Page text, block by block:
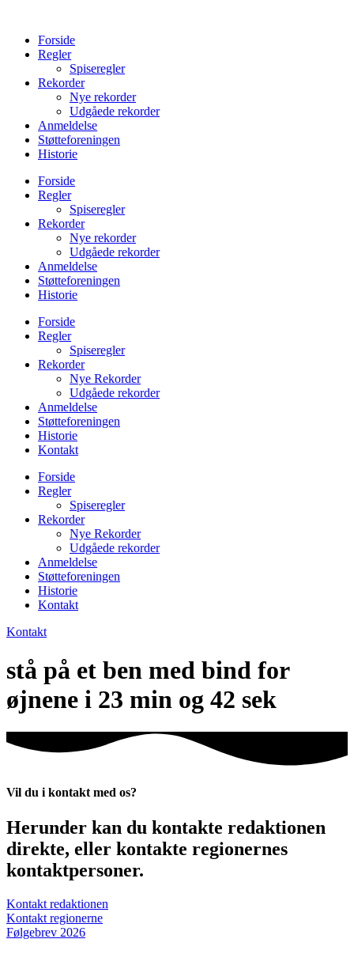
indholdForside
Regler
Spiseregler
Rekorder
Nye rekorder
Udgåede rekorder
Anmeldelse
Støtteforeningen
Historie
Forside
Regler
Spiseregler
Rekorder
Nye rekorder
Udgåede rekorder
Anmeldelse
Støtteforeningen
Historie
Forside
Regler
Spiseregler
Rekorder
Nye Rekorder
Udgåede rekorder
Anmeldelse
Støtteforeningen
Historie
Kontakt
Forside
Regler
Spiseregler
Rekorder
Nye Rekorder
Udgåede rekorder
Anmeldelse
Støtteforeningen
Historie
Kontakt
Kontakt
stå på et ben med bind for
øjnene i 23 min og 42 sek
Vil du i kontakt med os?
Herunder kan du kontakte redaktionen
direkte, eller kontakte regionernes
kontaktpersoner.
Kontakt redaktionen
Kontakt regionerne
Følgebrev 2026